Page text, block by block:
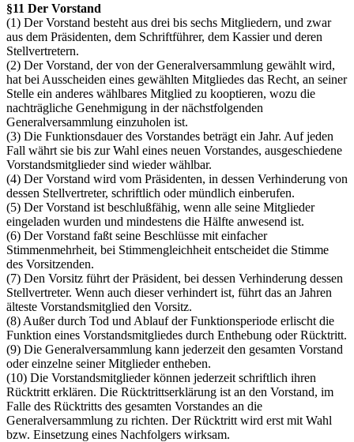
§11 Der Vorstand
(1) Der Vorstand besteht aus drei bis sechs Mitgliedern, und zwar
aus dem Präsidenten, dem Schriftführer, dem Kassier und deren
Stellvertretern.
(2) Der Vorstand, der von der Generalversammlung gewählt wird,
hat bei Ausscheiden eines gewählten Mitgliedes das Recht, an seiner
Stelle ein anderes wählbares Mitglied zu kooptieren, wozu die
nachträgliche Genehmigung in der nächstfolgenden
Generalversammlung einzuholen ist.
(3) Die Funktionsdauer des Vorstandes beträgt ein Jahr. Auf jeden
Fall währt sie bis zur Wahl eines neuen Vorstandes, ausgeschiedene
Vorstandsmitglieder sind wieder wählbar.
(4) Der Vorstand wird vom Präsidenten, in dessen Verhinderung von
dessen Stellvertreter, schriftlich oder mündlich einberufen.
(5) Der Vorstand ist beschlußfähig, wenn alle seine Mitglieder
eingeladen wurden und mindestens die Hälfte anwesend ist.
(6) Der Vorstand faßt seine Beschlüsse mit einfacher
Stimmenmehrheit, bei Stimmengleichheit entscheidet die Stimme
des Vorsitzenden.
(7) Den Vorsitz führt der Präsident, bei dessen Verhinderung dessen
Stellvertreter. Wenn auch dieser verhindert ist, führt das an Jahren
älteste Vorstandsmitglied den Vorsitz.
(8) Außer durch Tod und Ablauf der Funktionsperiode erlischt die
Funktion eines Vorstandsmitgliedes durch Enthebung oder Rücktritt.
(9) Die Generalversammlung kann jederzeit den gesamten Vorstand
oder einzelne seiner Mitglieder entheben.
(10) Die Vorstandsmitglieder können jederzeit schriftlich ihren
Rücktritt erklären. Die Rücktrittserklärung ist an den Vorstand, im
Falle des Rücktritts des gesamten Vorstandes an die
Generalversammlung zu richten. Der Rücktritt wird erst mit Wahl
bzw. Einsetzung eines Nachfolgers wirksam.